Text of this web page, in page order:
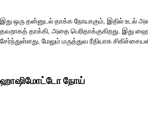
இது ஒரு தன்னுடல் தாக்க நோயாகும், இதில் உடல்
தவறாகத் தாக்கி, அதை பெரிதாக்குகிறது. இது
சேர்ந்துள்ளது, மேலும் மருத்துவ ரீதியாக
ஹாஷிமோட்டோ நோய்